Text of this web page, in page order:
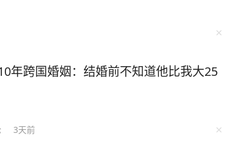
年跨国婚姻：结婚前不知道他比我大25
3天前